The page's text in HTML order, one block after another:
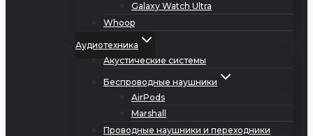
Galaxy Watch Ultra
Whoop
Аудиотехника
Акустические системы
Беспроводные наушники
AirPods
Marshall
Проводные наушники и переходники